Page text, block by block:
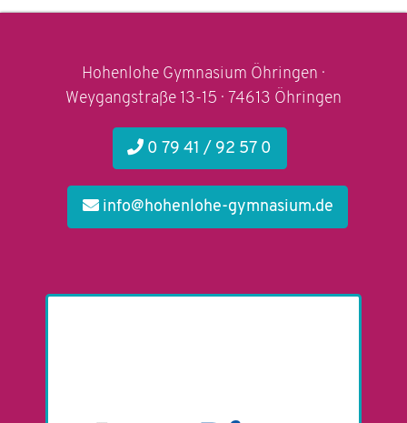
Hohenlohe Gymnasium Öhringen ·
Weygangstraße 13-15 · 74613 Öhringen
0 79 41 / 92 57 0
info@hohenlohe-gymnasium.de